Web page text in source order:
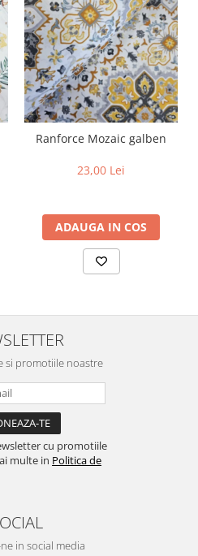
Ranforce Mozaic galben
23,00 Lei
ADAUGA IN COS
si promotiile noastre
cu promotiile
multe in Politica de
in social media